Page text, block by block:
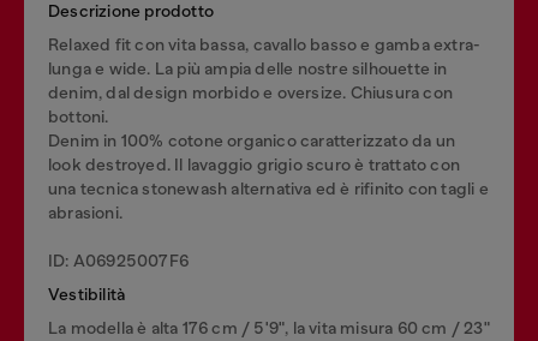
Descrizione prodotto
Relaxed fit con vita bassa, cavallo basso e gamba extra-
lunga e wide. La più ampia delle nostre silhouette in
denim, dal design morbido e oversize. Chiusura con
bottoni.
Denim in 100% cotone organico caratterizzato da un
look destroyed. Il lavaggio grigio scuro è trattato con
una tecnica stonewash alternativa ed è rifinito con tagli e
abrasioni.
ID: A06925007F6
Vestibilità
La modella è alta 176 cm / 5'9", la vita misura 60 cm / 23"